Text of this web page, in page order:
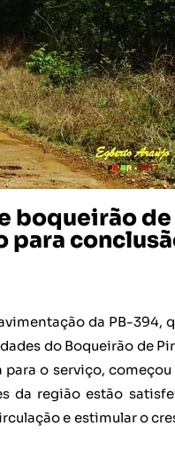
boqueirão
da PB-394,
do Boqueirão de
o serviço,
da região estão
e estimular o